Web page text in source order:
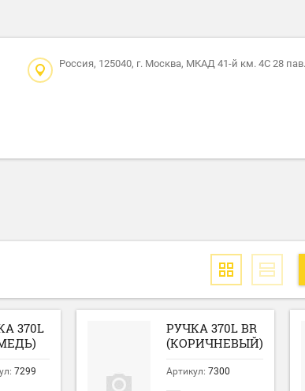
Россия, 125040, г. Москва, МКАД 41-й км. 4С 28
370L
7299
РУЧКА 370L BR
(КОРИЧНЕВЫЙ)
Артикул: 7300